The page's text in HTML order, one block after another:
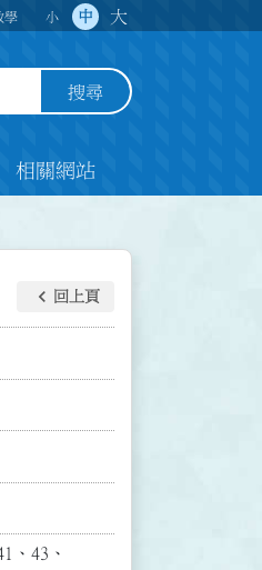
學 小 中 大
搜尋
相關網站
keyboard_arrow_left 回上頁
、43、